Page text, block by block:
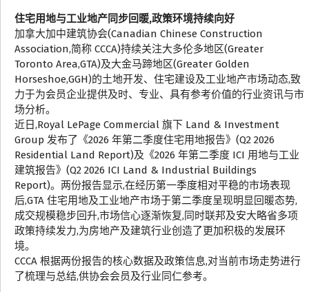
住宅用地与工业地产同步回暖,政策环境持续向好
加拿大加中建筑协会(Canadian Chinese Construction
Association,简称 CCCA)持续关注大多伦多地区(Greater
Toronto Area,GTA)及大金马蹄地区(Greater Golden
Horseshoe,GGH)的土地开发、住宅建设及工业地产市场动态,致
力于为会员企业提供及时、专业、具有参考价值的行业资讯与市
场分析。
近日,Royal LePage Commercial 旗下 Land & Investment
Group 发布了《2026 年第二季度住宅用地报告》(Q2 2026
Residential Land Report)及《2026 年第二季度 ICI 用地与工业
建筑报告》(Q2 2026 ICI Land & Industrial Buildings
Report)。两份报告显示,在经历第一季度相对平稳的市场表现
后,GTA 住宅用地及工业地产市场于第二季度呈现明显回暖态势,
成交规模稳步回升,市场信心逐渐恢复,同时联邦及安大略省多项
政策持续发力,为房地产及建筑行业创造了更加积极的发展环
境。
CCCA 根据两份报告的核心数据及政策信息,对当前市场走势进行
了梳理与总结,供协会会员及行业同仁参考。